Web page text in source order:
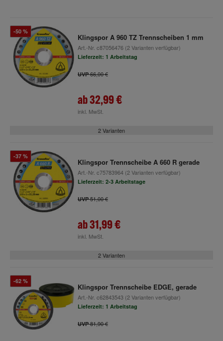
-50 %
Klingspor A 960 TZ Trennscheiben 1 mm
Art.-Nr. c87056476(2 Varianten verfügbar)
Lieferzeit: 1 Arbeitstag
UVP66,00 €
ab32,99 €
inkl. MwSt.
2 Varianten
-37 %
Klingspor Trennscheibe A 660 R gerade
Art.-Nr. c75783964(2 Varianten verfügbar)
Lieferzeit: 2-3 Arbeitstage
UVP51,00 €
ab31,99 €
inkl. MwSt.
2 Varianten
-62 %
Klingspor Trennscheibe EDGE, gerade
Art.-Nr. c62843543(2 Varianten verfügbar)
Lieferzeit: 1 Arbeitstag
UVP81,90 €